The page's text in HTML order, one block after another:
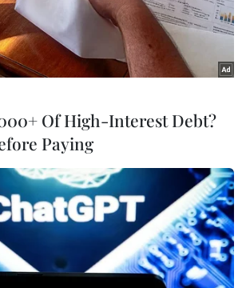
Phúc trao tặng Danh hiệu Anh hùng lực
dân thời kỳ kháng chiến chống Pháp cho
Quân đội 108. (Ảnh: Thống Nhất/TTXVN)
Of High-Interest Debt?
Paying